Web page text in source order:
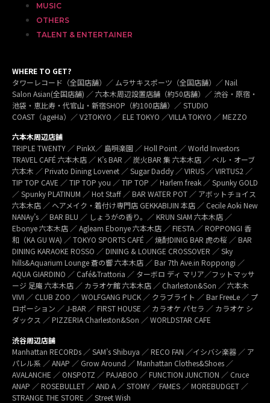
MUSIC
OTHERS
TALENT & ENTERTAINER
WHERE TO GET?
タワーレコード（全国店舗）／ ムラサキスポーツ（全国店舗）／ Nail
Salon Asian(全国店舗) ／ 六本木周辺設置店舗（約50店舗）／ 渋谷・原宿・
池袋・恵比寿・代官山・新宿SHOP（約100店舗）／ STUDIO
COAST（ageHa）／ V2TOKYO ／ ELE TOKYO ／VILLA TOKYO ／ MEZZO
六本木周辺店舗
TRIPLE TWENTY ／ PinkX／ 島唄楽園 ／ Holl Point ／ World Investors
TRAVEL CAFÉ 六本木店 ／ K’s BAR ／ 炭火BAR 集 六本木店 ／ ベル・オーブ
六本木 ／ Privato Dining Lovenet ／ Sugar Daddy ／ VIRUS ／ VIRTUS2 ／
TIP TOP CAVE ／ TIP TOP you ／ TIP TOP ／ Harlem freak ／ Spunky GOLD
／ Spunky PLATINUM ／ Hot Staff ／ BAR WATER POT ／ アボットチョイス
六本木店 ／ ヘアメイク・着付け専門店 GEKKABIJIN 本店 ／ Cecile Aoki New
NANAy’s ／ BAR BLU ／ しょうがの香り。／ KRUN SIAM 六本木店 ／
Ebonye 六本木店 ／ Agleam Ebonye 六本木店 ／ FIESTA ／ ROPPONGI 香
和（KA GU WA) ／ TOKYO SPORTS CAFÉ ／ 焼酎DINIG BAR 虎の桜 ／ BAR
DINING KARAOKE ROSSO ／ DINING & LOUNGE CROSSOVER ／ Sky
hills&Aquarium Lounge 蒼の響 六本木店 ／ Bar 7th Ave.in Roppongi ／
AQUA GIARDINO ／ Café&Trattoria ／ ターボロ ディ マリア／フットマッサ
ージ 足庵 六本木店 ／ カラオケ館 六本木店 ／ Charleston&Son ／ 六本木
VIVI ／ CLUB ZOO ／ WOLFGANG PUCK ／ クラブライト ／ Bar FreeLe ／ プ
ロポーション ／ J-BAR ／ FIRST HOUSE ／ カラオケ パセラ ／ カラオケ シ
ダックス ／ PIZZERIA Charleston&Son ／ WORLDSTAR CAFE
渋谷周辺店舗
Manhattan RECORDs ／ SAM’s Shibuya ／ RECO FAN ／イシバシ楽器 ／ ア
パレル系 ／ ANAP ／ Grow Around ／ Manhattan Clothes&Shoes ／
AVALANCHE ／ ONSPOTZ ／ PAJABOO ／ FUNCTION JUNCTION ／ Cruce
ANAP ／ ROSEBULLET ／ AND A ／ STOMY ／FAMES ／ MOREBUDGET ／
STRANGE THE STORE ／ Street Wish